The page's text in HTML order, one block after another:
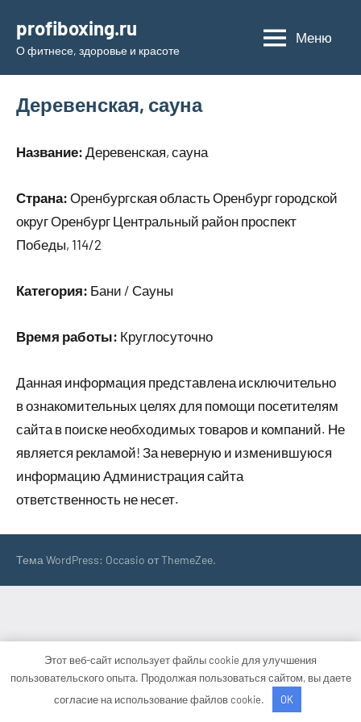
содержимому
profiboxing.ru
О фитнесе, здоровье и красоте
Меню
Деревенская, сауна
Название: Деревенская, сауна
Страна: Оренбургская область Оренбург городской
округ Оренбург Центральный район проспект
Победы, 114/2
Категория: Бани / Сауны
Время работы: Круглосуточно
Данная информация представлена исключительно
в ознакомительных целях для помощи посетителям
сайта в поиске необходимых товаров и компаний. Не
является рекламой! За неверную и изменившуюся
информацию Администрация сайта
ответственность не несет.
Тема WordPress: Occasio от ThemeZee.
Этот веб-сайт использует файлы cookie для улучшения
пользовательского опыта. Продолжая пользоваться сайтом, вы даете
согласие на использование файлов cookie.
OK